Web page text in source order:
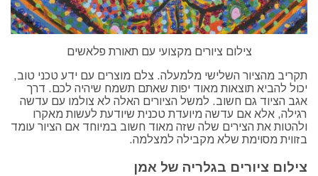
צילום ציורים מקצועי עם תאורת פלאשים
תקריב מהציור השלישי מלמעלה. צלם מוצרים עם ידע טכני טוב,
יכול להביא תוצאות מאוד יפות שאתם תשמח שיהיה לכם. דרך
אגב הציוד גם חשוב. למשל הציורים האלה לא צולמו עם עדשה
רגילה, אלא אם עדשה מיועדת טכנית שיודעת לעשות מאקרו
ולהטות את הצירים שלה שזה מאוד חשוב במיוחד אם הציור עומד
בזווית מסוימת שלא מקבילה למצלמה.
צילום ציורים בגלריה של אמן